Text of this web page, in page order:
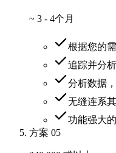
~ 3 - 4个月
根据您的
追踪并分
分析数据
无缝连系
功能强大
方案 05